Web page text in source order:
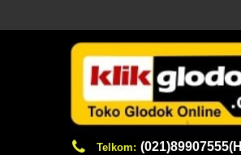
Telkom: